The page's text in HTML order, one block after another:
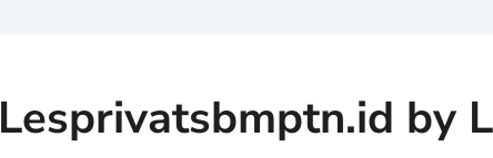
Lesprivatsbmptn.id by